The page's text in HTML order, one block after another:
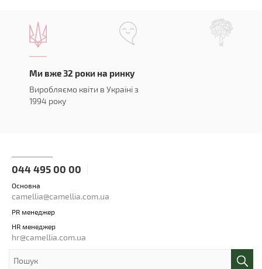
Ми вже 32 роки на ринку
Виробляємо квіти в Україні з
1994 року
044 495 00 00
Основна
camellia@camellia.com.ua
PR менеджер
HR менеджер
hr@camellia.com.ua